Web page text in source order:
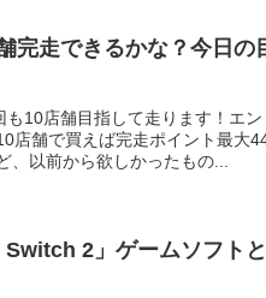
完走できるかな？今日の
10店舗目指して走ります！エ
店舗で買えば完走ポイント最大
以前から欲しかったもの...
2」ゲームソフト